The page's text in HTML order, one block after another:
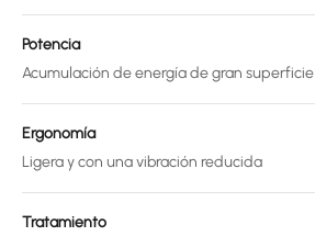
Potencia
Acumulación de energía de gran superficie
Ergonomía
Ligera y con una vibración reducida
Tratamiento